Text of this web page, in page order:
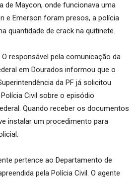
de Maycon, onde funcionava uma
e Emerson foram presos, a polícia
quantidade de crack na quitinete.
responsável pela comunicação da
em Dourados informou que o
da PF já solicitou
Civil sobre o episódio
Quando receber os documentos
instalar um procedimento para
pertence ao Departamento de
pela Polícia Civil. O agente